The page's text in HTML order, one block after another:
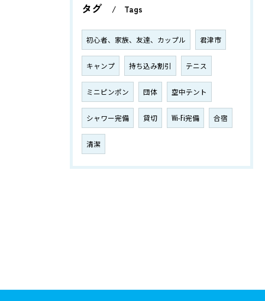
タグ Tags
初心者、家族、友達、カップル 君津市
キャンプ 持ち込み割引 テニス
ミニピンポン 団体 空中テント
シャワー完備 貸切 Wi-Fi完備 合宿
清潔